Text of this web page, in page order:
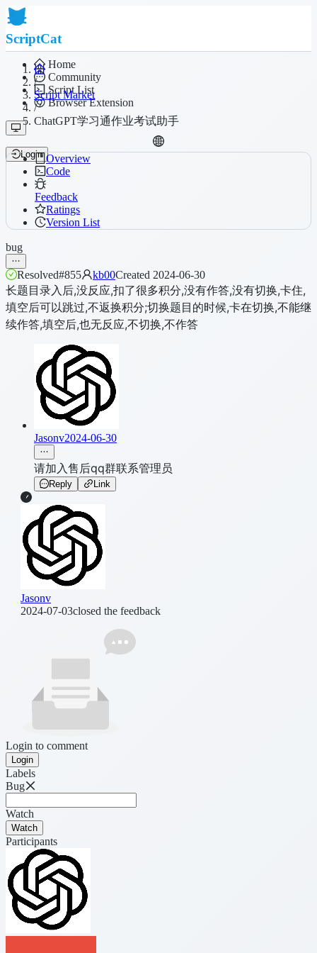
ScriptCat
Home
Community
Script List
Browser Extension
Login
/
Script Market
/
ChatGPT学习通作业考试助手
Overview
Code
Feedback
Ratings
Version List
bug
Resolved#855 kb00Created 2024-06-30
长题目录入后,没反应,扣了很多积分,没有作答,没有切换,卡住,
填空后可以跳过,不返换积分;切换题目的时候,卡在切换,不能继
续作答,填空后,也无反应,不切换,不作答
Jasonv2024-06-30
请加入售后qq群联系管理员
Reply Link
Jasonv
2024-07-03closed the feedback
Login to comment
Login
Labels
Bug
Watch
Watch
Participants